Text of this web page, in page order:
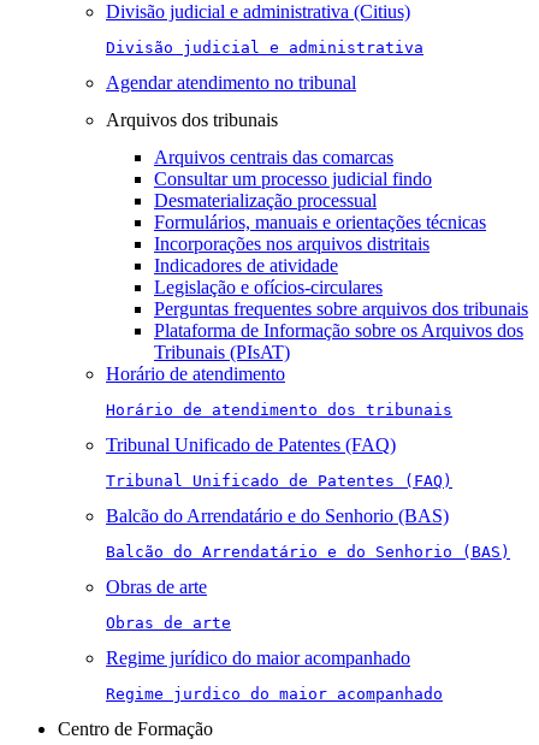
Divisão judicial e administrativa (Citius)
Divisão judicial e administrativa
Agendar atendimento no tribunal
Arquivos dos tribunais
Arquivos centrais das comarcas
Consultar um processo judicial findo
Desmaterialização processual
Formulários, manuais e orientações técnicas
Incorporações nos arquivos distritais
Indicadores de atividade
Legislação e ofícios-circulares
Perguntas frequentes sobre arquivos dos tribunais
Plataforma de Informação sobre os Arquivos dos
Tribunais (PIsAT)
Horário de atendimento
Horário de atendimento dos tribunais
Tribunal Unificado de Patentes (FAQ)
Tribunal Unificado de Patentes (FAQ)
Balcão do Arrendatário e do Senhorio (BAS)
Balcão do Arrendatário e do Senhorio (BAS)
Obras de arte
Obras de arte
Regime jurídico do maior acompanhado
Regime jurdico do maior acompanhado
Centro de Formação